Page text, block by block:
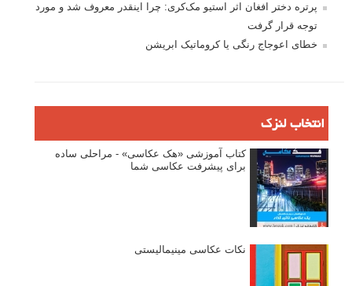
پرتره دختر افغان اثر استیو مک‌کری: چرا اینقدر معروف شد و مورد
توجه قرار گرفت
خطای اعوجاج رنگی یا کروماتیک ابریشن
انتخاب لنزک
کتاب آموزشی «هک عکاسی» - مراحلی ساده
برای پیشرفت عکاسی شما
نکات عکاسی مینیمالیستی